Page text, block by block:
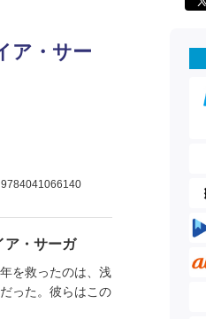
ア・サー
9784041066140
ア・サーガ
を救ったのは、浅
った。彼らはこの